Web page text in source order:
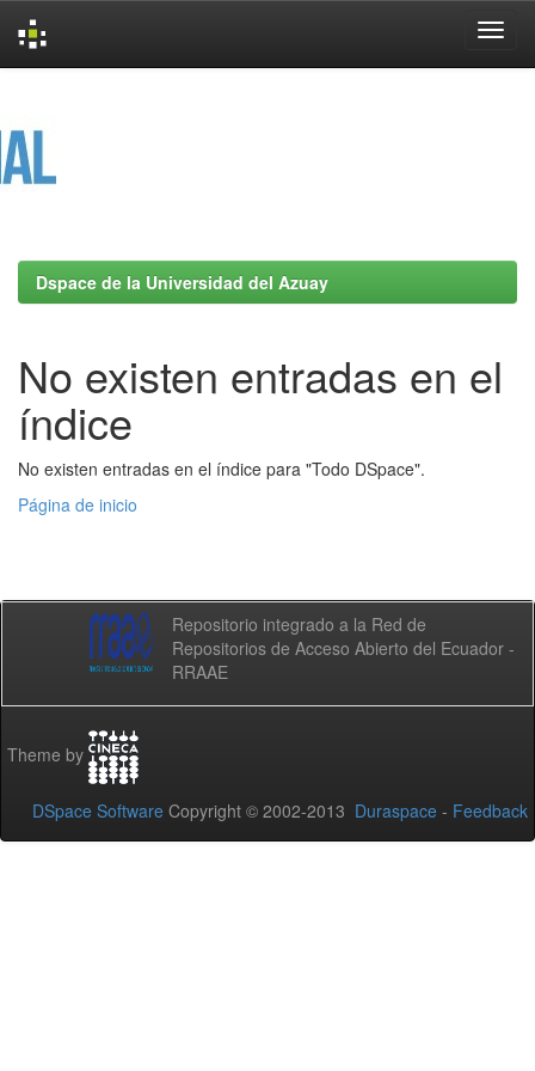
Dspace de la Universidad del Azuay
No existen entradas en el
índice
No existen entradas en el índice para "Todo DSpace".
Página de inicio
Repositorio integrado a la Red de
Repositorios de Acceso Abierto del Ecuador -
RRAAE
Theme by
DSpace Software Copyright © 2002-2013 Duraspace - Feedback